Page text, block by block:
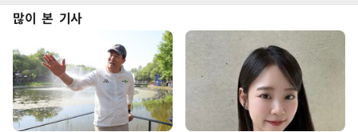
많이 본 기사